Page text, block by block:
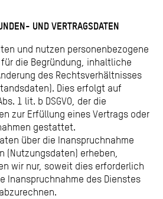
UND VERTRAGSDATEN
und nutzen personenbezogene
die Begründung, inhaltliche
des Rechtsverhältnisses
Dies erfolgt auf
1 lit. b DSGVO, der die
zur Erfüllung eines Vertrags oder
gestattet.
über die Inanspruchnahme
(Nutzungsdaten) erheben,
wir nur, soweit dies erforderlich
Inanspruchnahme des Dienstes